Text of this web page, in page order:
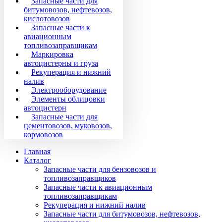
битумовозов, нефтевозов,
кислотовозов
Запасные части к
авиационным
топливозаправщикам
Маркировка
автоцистерны и груза
Рекуперация и нижний
налив
Электрооборудование
Элементы облицовки
автоцистерн
Запасные части для
цементовозов, муковозов,
кормовозов
Главная
Каталог
Запасные части для бензовозов и
топливозаправщиков
Запасные части к авиационным
топливозаправщикам
Рекуперация и нижний налив
Запасные части для битумовозов, нефтевозов,